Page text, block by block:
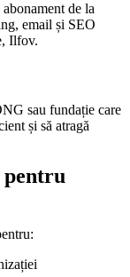
de la
email și SEO
Ilfov.
sau fundație care
și să atragă
pentru